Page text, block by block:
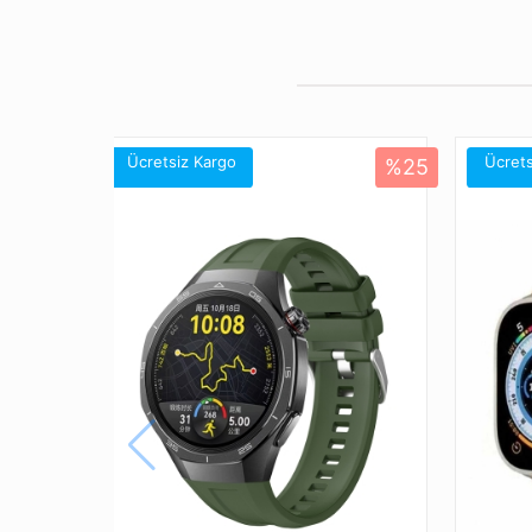
Ücretsiz Kargo %25